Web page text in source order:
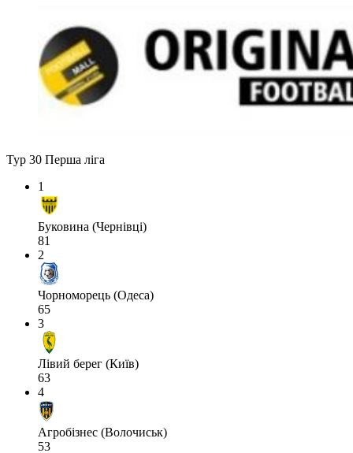
Тур 30 Перша ліга
1
Буковина (Чернівці)
81
2
Чорноморець (Одеса)
65
3
Лівий берег (Київ)
63
4
Агробізнес (Волочиськ)
53